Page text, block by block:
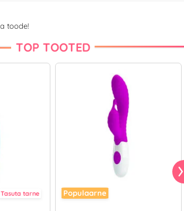
TOP TOOTED
Tasuta tarne Populaarne